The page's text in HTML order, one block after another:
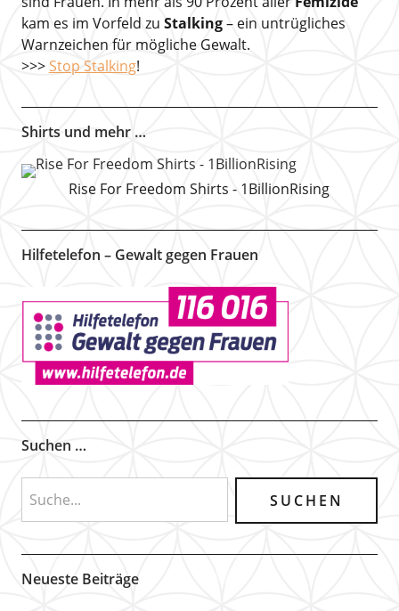
kam es im Vorfeld zu Stalking– ein untrügliches
Warnzeichen für mögliche Gewalt.
>>> Stop Stalking!
Shirts und mehr …
Rise For Freedom Shirts - 1BillionRising
Hilfetelefon – Gewalt gegen Frauen
Suchen …
Neueste Beiträge